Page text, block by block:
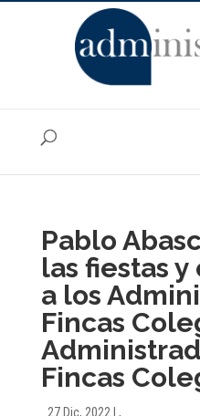
Pablo
las fiestas
a los
Fincas
Fincas
27 Dic, 2022 ,